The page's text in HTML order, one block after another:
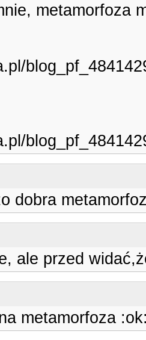
metamorfoza
dobra
ale przed
metamorfoza